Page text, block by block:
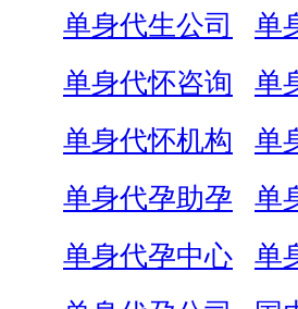
单身代生公司
单
单身代怀咨询
单
单身代怀机构
单
单身代孕助孕
单
单身代孕中心
单